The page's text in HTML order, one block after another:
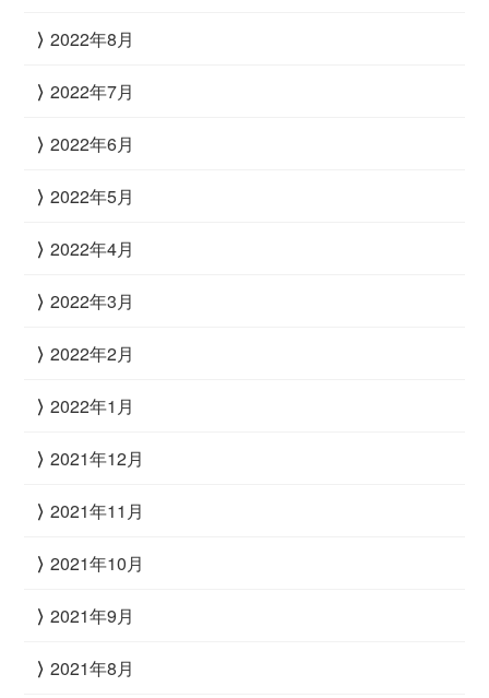
2022年8月
2022年7月
2022年6月
2022年5月
2022年4月
2022年3月
2022年2月
2022年1月
2021年12月
2021年11月
2021年10月
2021年9月
2021年8月